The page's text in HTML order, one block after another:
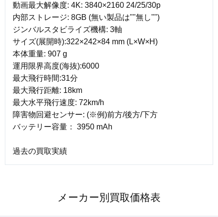
動画最大解像度: 4K: 3840×2160 24/25/30p
内部ストレージ: 8GB (無い製品は""無し"")
ジンバルスタビライズ機構: 3軸
サイズ(展開時):322×242×84 mm (L×W×H)
本体重量: 907 g
運用限界高度(海抜):6000
最大飛行時間:31分
最大飛行距離: 18km
最大水平飛行速度: 72km/h
障害物回避センサー: (※例)前方/後方/下方
バッテリー容量： 3950 mAh
過去の買取実績
メーカー別買取価格表